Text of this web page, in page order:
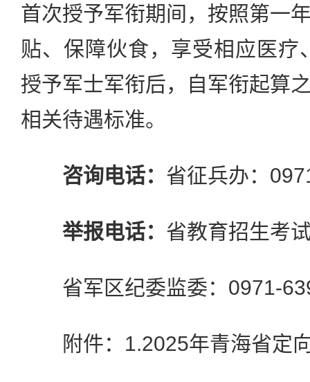
首次授予军衔期间，按照第一
贴、保障伙食，享受相应医疗
授予军士军衔后，自军衔起算
相关待遇标准。
咨询电话： 省征兵办：
举报电话： 省教育招生考
省军区纪委监委：0971-
附件：1.2025年青海省定向